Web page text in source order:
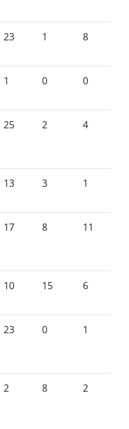
23 1 8
1 0 0
25 2 4
13 3 1
17 8 11
10 15 6
23 0 1
2 8 2